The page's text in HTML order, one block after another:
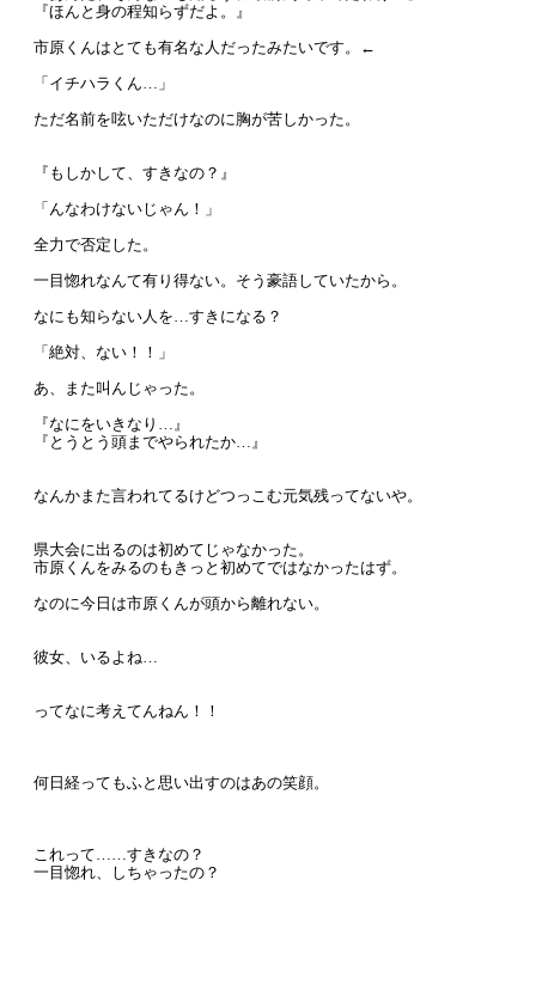
『ほんと身の程知らずだよ。』
市原くんはとても有名な人だったみたいです。←
「イチハラくん…」
ただ名前を呟いただけなのに胸が苦しかった。
『もしかして、すきなの？』
「んなわけないじゃん！」
全力で否定した。
一目惚れなんて有り得ない。そう豪語していたから。
なにも知らない人を…すきになる？
「絶対、ない！！」
あ、また叫んじゃった。
『なにをいきなり…』
『とうとう頭までやられたか…』
なんかまた言われてるけどつっこむ元気残ってないや。
県大会に出るのは初めてじゃなかった。
市原くんをみるのもきっと初めてではなかったはず。
なのに今日は市原くんが頭から離れない。
彼女、いるよね…
ってなに考えてんねん！！
何日経ってもふと思い出すのはあの笑顔。
これって……すきなの？
一目惚れ、しちゃったの？